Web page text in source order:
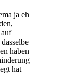
ja eh
haben
hat